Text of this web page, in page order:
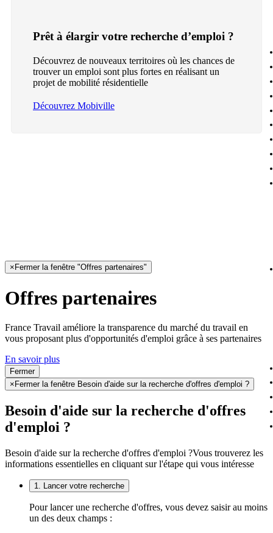
Prêt à élargir votre recherche d’emploi ?
Découvrez de nouveaux territoires où les chances de
trouver un emploi sont plus fortes en réalisant un
projet de mobilité résidentielle
Découvrez Mobiville
× Fermer la fenêtre "Offres partenaires"
Offres partenaires
France Travail améliore la transparence du marché du travail en
vous proposant plus d'opportunités d'emploi grâce à ses partenaires
En savoir plus
Fermer
× Fermer la fenêtre Besoin d'aide sur la recherche d'offres d'emploi ?
Besoin d'aide sur la recherche d'offres
d'emploi ?
Besoin d'aide sur la recherche d'offres d'emploi ?Vous trouverez les
informations essentielles en cliquant sur l'étape qui vous intéresse
1. Lancer votre recherche
Pour lancer une recherche d'offres, vous devez saisir au moins
un des deux champs :